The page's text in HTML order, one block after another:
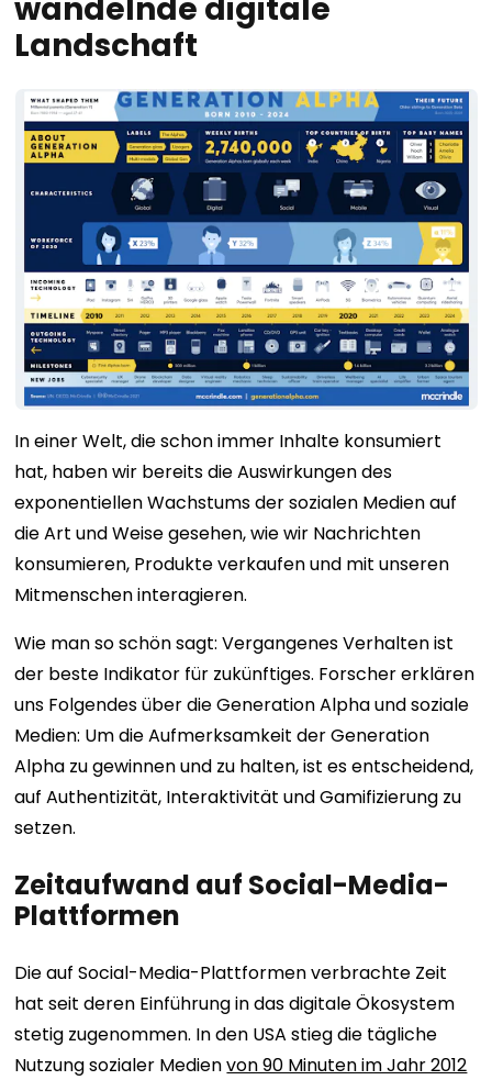
wandelnde digitale
Landschaft
In einer Welt, die schon immer Inhalte konsumiert
hat, haben wir bereits die Auswirkungen des
exponentiellen Wachstums der sozialen Medien auf
die Art und Weise gesehen, wie wir Nachrichten
konsumieren, Produkte verkaufen und mit unseren
Mitmenschen interagieren.
Wie man so schön sagt: Vergangenes Verhalten ist
der beste Indikator für zukünftiges. Forscher erklären
uns Folgendes über die Generation Alpha und soziale
Medien: Um die Aufmerksamkeit der Generation
Alpha zu gewinnen und zu halten, ist es entscheidend,
auf Authentizität, Interaktivität und Gamifizierung zu
setzen.
Zeitaufwand auf Social-Media-
Plattformen
Die auf Social-Media-Plattformen verbrachte Zeit
hat seit deren Einführung in das digitale Ökosystem
stetig zugenommen. In den USA stieg die tägliche
Nutzung sozialer Medienvon 90 Minuten im Jahr 2012